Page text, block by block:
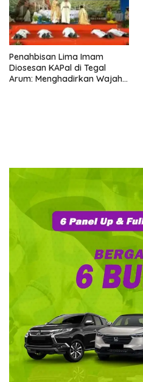
Penahbisan Lima Imam
Diosesan KAPal di Tegal
Arum: Menghadirkan Wajah